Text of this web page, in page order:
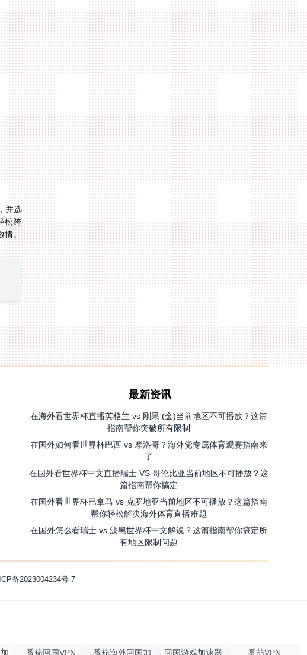
并选
松跨
情。
最新资讯
在海外看世界杯直播英格兰 vs 刚果 (金)当前地区不可播放？这篇
指南帮你突破所有限制
在国外如何看世界杯巴西 vs 摩洛哥？海外党专属体育观赛指南来
了
在国外看世界杯中文直播瑞士 VS 哥伦比亚当前地区不可播放？这
篇指南帮你搞定
在国外看世界杯巴拿马 vs 克罗地亚当前地区不可播放？这篇指南
帮你轻松解决海外体育直播难题
在国外怎么看瑞士 vs 波黑世界杯中文解说？这篇指南帮你搞定所
有地区限制问题
备2023004234号-7
番茄回国VPN 番茄海外回国加 回国游戏加速器 番茄VPN